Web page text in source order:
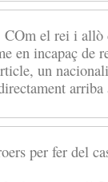
el rei i
en incapaç de
un
per fer del